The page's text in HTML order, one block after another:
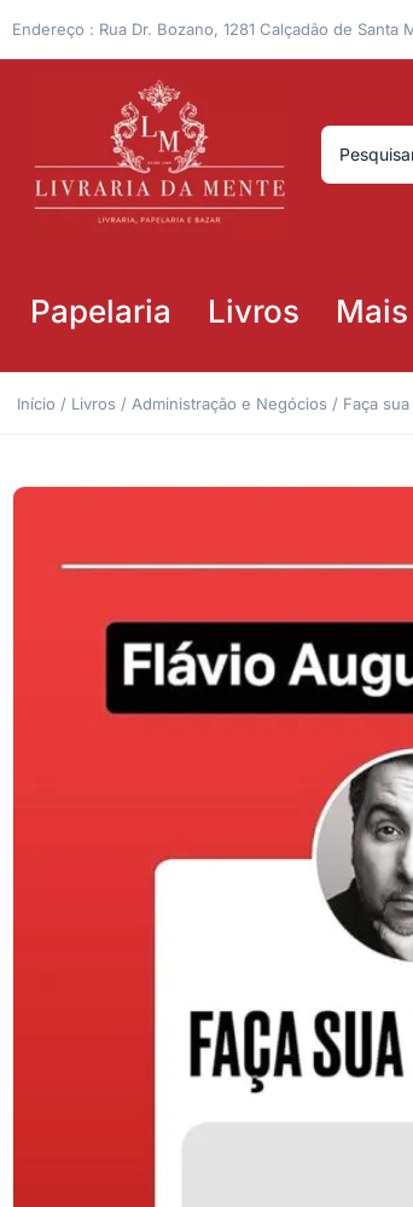
Endereço : Rua Dr. Bozano, 1281 Calçadão de Santa
Papelaria Livros
Início / Livros / Administração e Negócios / Faça